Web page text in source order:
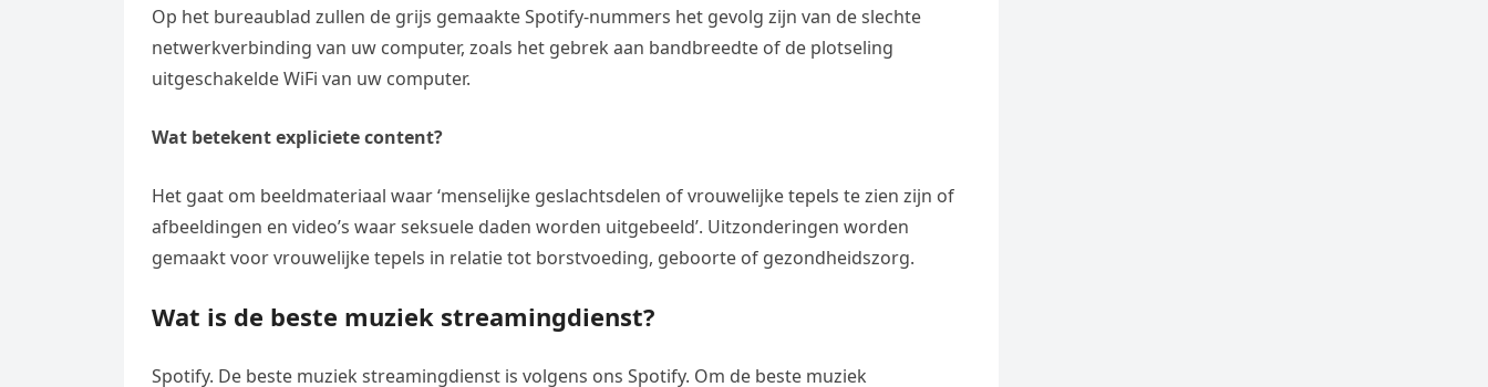
Op het bureaublad zullen de grijs gemaakte Spotify-nummers het gevolg zijn van de slechte
netwerkverbinding van uw computer, zoals het gebrek aan bandbreedte of de plotseling
uitgeschakelde WiFi van uw computer.
Wat betekent expliciete content?
Het gaat om beeldmateriaal waar ‘menselijke geslachtsdelen of vrouwelijke tepels te zien zijn of
afbeeldingen en video’s waar seksuele daden worden uitgebeeld’. Uitzonderingen worden
gemaakt voor vrouwelijke tepels in relatie tot borstvoeding, geboorte of gezondheidszorg.
Wat is de beste muziek streamingdienst?
Spotify. De beste muziek streamingdienst is volgens ons Spotify. Om de beste muziek